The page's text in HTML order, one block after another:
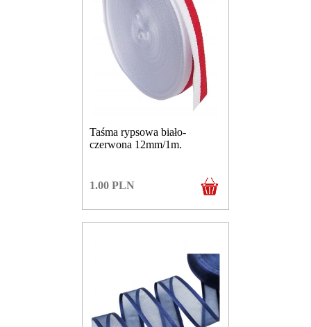
Taśma rypsowa biało-
czerwona 12mm/1m.
1.00 PLN